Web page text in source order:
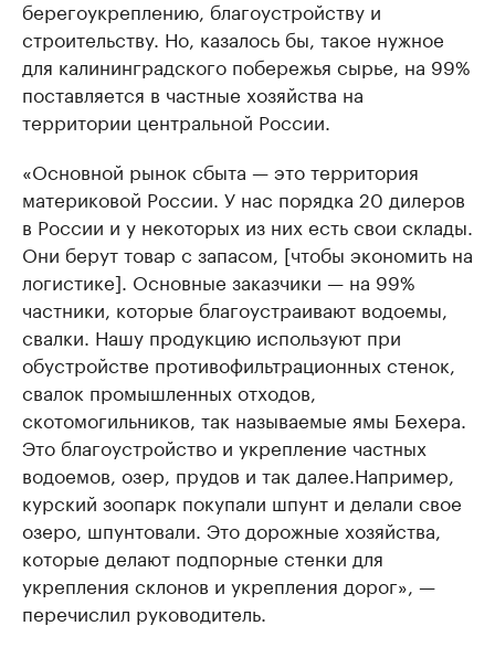
берегоукреплению, благоустройству и
строительству. Но, казалось бы, такое нужное
для калининградского побережья сырье, на 99%
поставляется в частные хозяйства на
территории центральной России.
«Основной рынок сбыта — это территория
материковой России. У нас порядка 20 дилеров
в России и у некоторых из них есть свои склады.
Они берут товар с запасом, [чтобы экономить на
логистике]. Основные заказчики — на 99%
частники, которые благоустраивают водоемы,
свалки. Нашу продукцию используют при
обустройстве противофильтрационных стенок,
свалок промышленных отходов,
скотомогильников, так называемые ямы Бехера.
Это благоустройство и укрепление частных
водоемов, озер, прудов и так далее.Например,
курский зоопарк покупали шпунт и делали свое
озеро, шпунтовали. Это дорожные хозяйства,
которые делают подпорные стенки для
укрепления склонов и укрепления дорог», —
перечислил руководитель.